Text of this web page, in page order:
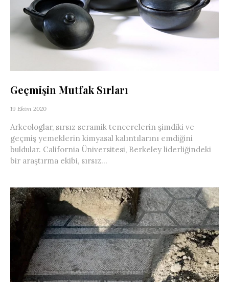
Geçmişin Mutfak Sırları
19 Ekim 2020
Arkeologlar, sırsız seramik tencerelerin şimdiki ve
geçmiş yemeklerin kimyasal kalıntılarını emdiğini
buldular. California Üniversitesi, Berkeley liderliğindeki
bir araştırma ekibi, sırsız...